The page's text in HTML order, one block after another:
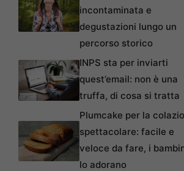
incontaminata e
degustazioni lungo un
percorso storico
INPS sta per inviarti
quest’email: non è una
truffa, di cosa si tratta
Plumcake per la
spettacolare: facile e
veloce da fare, i
lo adorano